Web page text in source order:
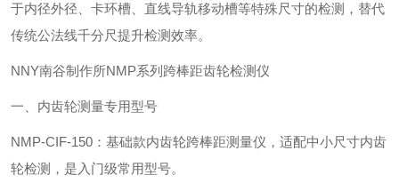
于内径外径、卡环槽、直线导轨移动槽等特殊尺寸的检测，替代
传统公法线千分尺提升检测效率。
NNY南谷制作所NMP系列跨棒距齿轮检测仪
一、内齿轮测量专用型号
‌NMP-CIF-150‌：基础款内齿轮跨棒距测量仪，适配中小尺寸内齿
轮检测，是入门级常用型号。